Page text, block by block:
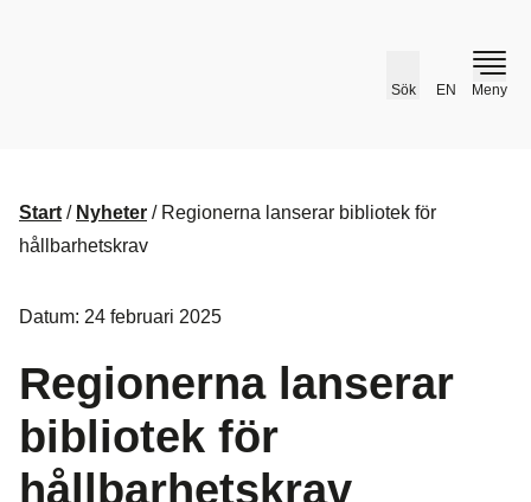
Sök EN Meny
Start / Nyheter / Regionerna lanserar bibliotek för
hållbarhetskrav
Datum: 24 februari 2025
Regionerna lanserar
bibliotek för
hållbarhetskrav